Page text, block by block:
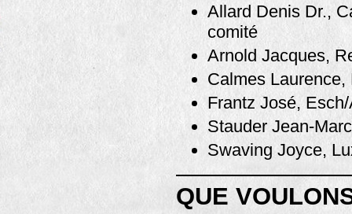
Allard Denis Dr.,
comité
Arnold Jacques,
Calmes
Frantz José,
Stauder Jean-
Swaving Joyce,
QUE